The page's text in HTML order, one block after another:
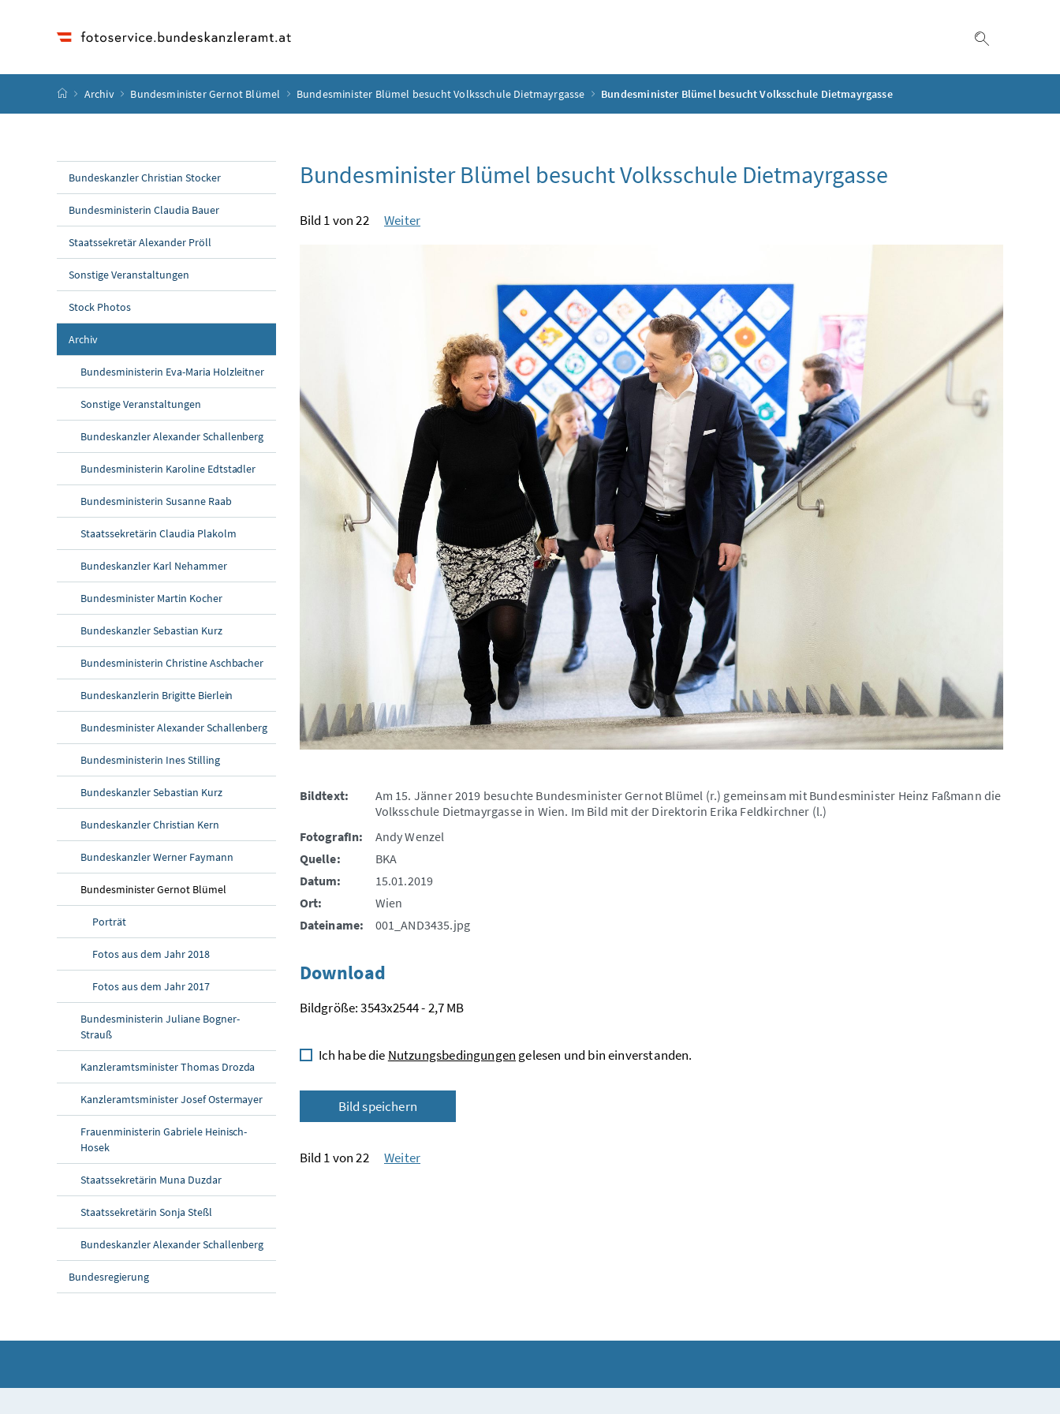
Startseite
Archiv Bundesminister Gernot Blümel Bundesminister Blümel besucht Volksschule Dietmayrgasse Bundesminister Blümel besucht Volksschule Dietmayrgasse
Bundeskanzler Christian Stocker
Bundesministerin Claudia Bauer
Staatssekretär Alexander Pröll
Sonstige Veranstaltungen
Stock Photos
Archiv
Bundesministerin Eva-Maria Holzleitner
Sonstige Veranstaltungen
Bundeskanzler Alexander Schallenberg
Bundesministerin Karoline Edtstadler
Bundesministerin Susanne Raab
Staatssekretärin Claudia Plakolm
Bundeskanzler Karl Nehammer
Bundesminister Martin Kocher
Bundeskanzler Sebastian Kurz
Bundesministerin Christine Aschbacher
Bundeskanzlerin Brigitte Bierlein
Bundesminister Alexander Schallenberg
Bundesministerin Ines Stilling
Bundeskanzler Sebastian Kurz
Bundeskanzler Christian Kern
Bundeskanzler Werner Faymann
Bundesminister Gernot Blümel
Porträt
Fotos aus dem Jahr 2018
Fotos aus dem Jahr 2017
Bundesministerin Juliane Bogner-
Strauß
Kanzleramtsminister Thomas Drozda
Kanzleramtsminister Josef Ostermayer
Frauenministerin Gabriele Heinisch-
Hosek
Staatssekretärin Muna Duzdar
Staatssekretärin Sonja Steßl
Bundeskanzler Alexander Schallenberg
Bundesregierung
Bundesminister Blümel besucht Volksschule Dietmayrgasse
Bild 1 von 22 Weiter
Bildtext:
Am 15. Jänner 2019 besuchte Bundesminister Gernot Blümel (r.) gemeinsam mit Bundesminister Heinz Faßmann die
Volksschule Dietmayrgasse in Wien. Im Bild mit der Direktorin Erika Feldkirchner (l.)
FotografIn:
Andy Wenzel
Quelle:
BKA
Datum:
15.01.2019
Ort:
Wien
Dateiname:
001_AND3435.jpg
Download
Bildgröße: 3543x2544 - 2,7 MB
Ich habe die Nutzungsbedingungen gelesen und bin einverstanden.
Bild speichern
Bild 1 von 22 Weiter